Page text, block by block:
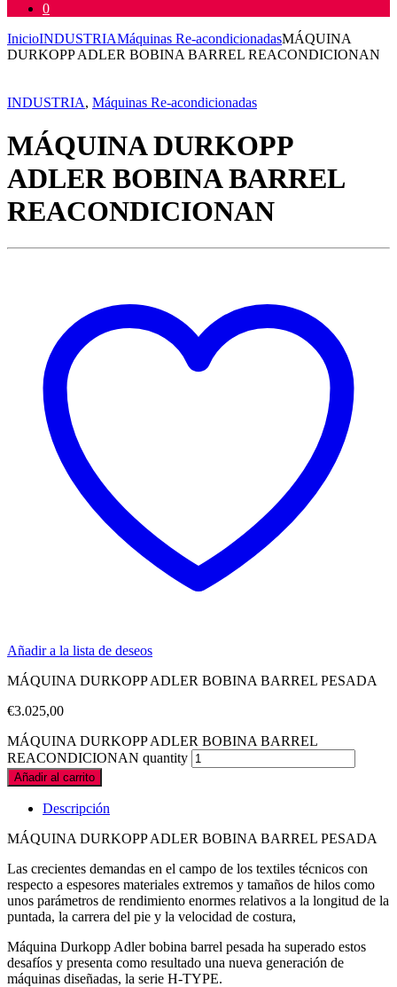
0
InicioINDUSTRIAMáquinas Re-acondicionadasMÁQUINA
DURKOPP ADLER BOBINA BARREL REACONDICIONAN
INDUSTRIA, Máquinas Re-acondicionadas
MÁQUINA DURKOPP
ADLER BOBINA BARREL
REACONDICIONAN
Añadir a la lista de deseos
MÁQUINA DURKOPP ADLER BOBINA BARREL PESADA
€3.025,00
MÁQUINA DURKOPP ADLER BOBINA BARREL
REACONDICIONAN quantity
Añadir al carrito
Descripción
MÁQUINA DURKOPP ADLER BOBINA BARREL PESADA
Las crecientes demandas en el campo de los textiles técnicos con
respecto a espesores materiales extremos y tamaños de hilos como
unos parámetros de rendimiento enormes relativos a la longitud de la
puntada, la carrera del pie y la velocidad de costura,
Máquina Durkopp Adler bobina barrel pesada ha superado estos
desafíos y presenta como resultado una nueva generación de
máquinas diseñadas, la serie H-TYPE.